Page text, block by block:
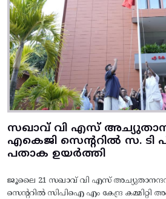
സഖാവ് വി എസ്
എകെജി സെന്ററിൽ സ.
പതാക ഉയർത്തി
ജൂലൈ 21 സഖാവ് വി എസ്
സെന്ററിൽ സിപിഐ എം കേന്ദ്ര കമ്മിറ്റി